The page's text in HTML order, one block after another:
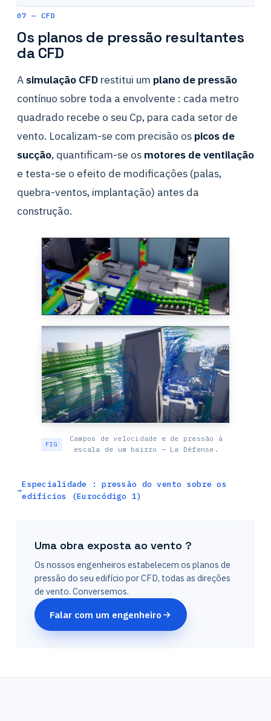
07 — CFD
Os planos de pressão resultantes
da CFD
Asimulação CFD restitui um plano de pressão
contínuo sobre toda a envolvente : cada metro
quadrado recebe o seu Cp, para cada setor de
vento. Localizam-se com precisão os picos de
sucção, quantificam-se os motores de ventilação
e testa-se o efeito de modificações (palas,
quebra-ventos, implantação) antes da
construção.
Campos de velocidade e de pressão à
escala de um bairro — La Défense.
Especialidade : pressão do vento sobre os
edifícios (Eurocódigo 1)
Uma obra exposta ao vento ?
Os nossos engenheiros estabelecem os planos de
pressão do seu edifício por CFD, todas as direções
de vento. Conversemos.
Falar com um engenheiro